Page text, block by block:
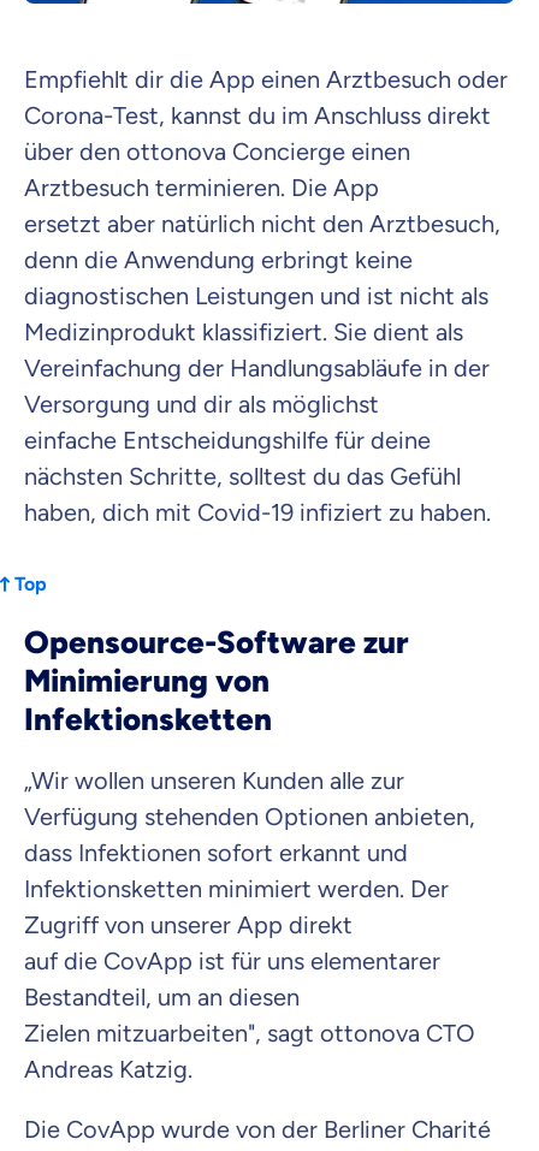
Empfiehlt dir die App einen Arztbesuch oder
Corona-Test, kannst du im Anschluss direkt
über den ottonova Concierge einen
Arztbesuch terminieren. Die App
ersetzt aber natürlich nicht den Arztbesuch,
denn die Anwendung erbringt keine
diagnostischen Leistungen und ist nicht als
Medizinprodukt klassifiziert. Sie dient als
Vereinfachung der Handlungsabläufe in der
Versorgung und dir als möglichst
einfache Entscheidungshilfe für deine
nächsten Schritte, solltest du das Gefühl
haben, dich mit Covid-19 infiziert zu haben.
Top
Opensource-Software zur
Minimierung von
Infektionsketten
„Wir wollen unseren Kunden alle zur
Verfügung stehenden Optionen anbieten,
dass Infektionen sofort erkannt und
Infektionsketten minimiert werden. Der
Zugriff von unserer App direkt
auf die CovApp ist für uns elementarer
Bestandteil, um an diesen
Zielen mitzuarbeiten", sagt ottonova CTO
Andreas Katzig.
Die CovApp wurde von der Berliner Charité